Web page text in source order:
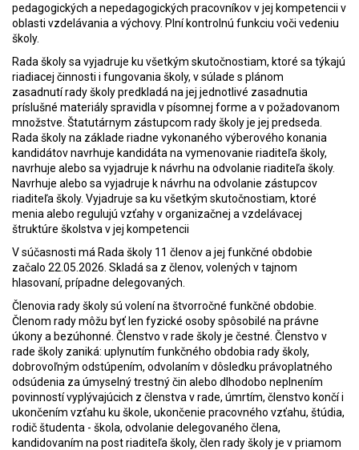
pedagogických a nepedagogických pracovníkov v jej kompetencii v
oblasti vzdelávania a výchovy. Plní kontrolnú funkciu voči vedeniu
školy.
Rada školy sa vyjadruje ku všetkým skutočnostiam, ktoré sa týkajú
riadiacej činnosti i fungovania školy, v súlade s plánom
zasadnutí rady školy predkladá na jej jednotlivé zasadnutia
príslušné materiály spravidla v písomnej forme a v požadovanom
množstve. Štatutárnym zástupcom rady školy je jej predseda.
Rada školy na základe riadne vykonaného výberového konania
kandidátov navrhuje kandidáta na vymenovanie riaditeľa školy,
navrhuje alebo sa vyjadruje k návrhu na odvolanie riaditeľa školy.
Navrhuje alebo sa vyjadruje k návrhu na odvolanie zástupcov
riaditeľa školy. Vyjadruje sa ku všetkým skutočnostiam, ktoré
menia alebo regulujú vzťahy v organizačnej a vzdelávacej
štruktúre školstva v jej kompetencii
V súčasnosti má Rada školy 11 členov a jej funkčné obdobie
začalo 22.05.2026. Skladá sa z členov, volených v tajnom
hlasovaní, prípadne delegovaných.
Členovia rady školy sú volení na štvorročné funkčné obdobie.
Členom rady môžu byť len fyzické osoby spôsobilé na právne
úkony a bezúhonné. Členstvo v rade školy je čestné. Členstvo v
rade školy zaniká: uplynutím funkčného obdobia rady školy,
dobrovoľným odstúpením, odvolaním v dôsledku právoplatného
odsúdenia za úmyselný trestný čin alebo dlhodobo neplnením
povinností vyplývajúcich z členstva v rade, úmrtím, členstvo končí i
ukončením vzťahu ku škole, ukončenie pracovného vzťahu, štúdia,
rodič študenta - škola, odvolanie delegovaného člena,
kandidovaním na post riaditeľa školy, člen rady školy je v priamom